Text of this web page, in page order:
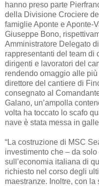
hanno preso parte
della Divisione Crociere
famiglie Aponte e Aponte-
Giuseppe Bono,
Amministratore Delegato
rappresentanti del team di
dirigenti e lavoratori del
rendendo omaggio alle
direttore del cantiere di
consegnato al
Galano, un’ampolla
volta ha toccato lo scafo
nave è stata messa in
“La costruzione di MSC
investimento che – da
sull’economia italiana di
richiesto nel corso degli
maestranze. Inoltre, con